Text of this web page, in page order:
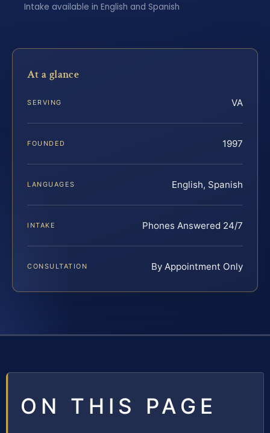
Intake available in English and Spanish
At a glance
SERVING VA
FOUNDED 1997
LANGUAGES English, Spanish
INTAKE Phones Answered 24/7
CONSULTATION By Appointment Only
ON THIS PAGE